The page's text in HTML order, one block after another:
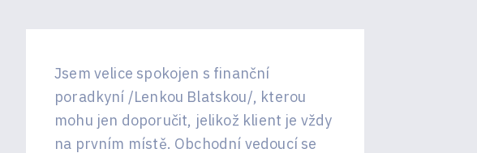
Jsem velice spokojen s finanční
poradkyní /Lenkou Blatskou/, kterou
mohu jen doporučit, jelikož klient je vždy
na prvním místě. Obchodní vedoucí se